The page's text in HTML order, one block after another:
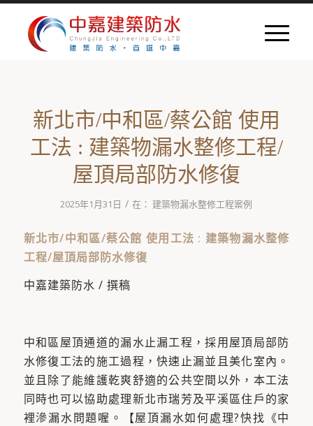
新北市/中和區/蔡公館 使用
工法 : 建築物漏水整修工程/
屋頂局部防水修復
2025年1月31日 / 在： 建築物漏水整修工程案例
新北市/中和區/蔡公館 使用工法 : 建築物漏水整修
工程/屋頂局部防水修復
中嘉建築防水 / 撰稿
中和區屋頂通道的漏水止漏工程，採用屋頂局部防
水修復工法的施工過程，快速止漏並且美化室內。
並且除了能維護乾爽舒適的公共空間以外，本工法
同時也可以協助處理新北市瑞芳及平溪區住戶的家
裡滲漏水問題喔。【屋頂漏水如何處理?快找《中